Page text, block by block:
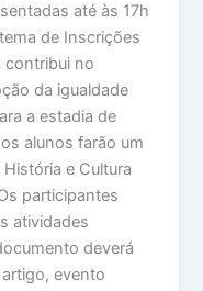
até às 17h
de Inscrições
contribui no
da igualdade
a estadia de
alunos farão um
e Cultura
participantes
atividades
deverá
evento